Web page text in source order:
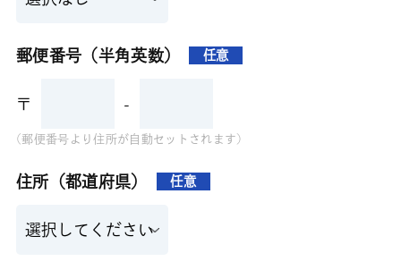
郵便番号（半角英数） 任意
〒 -
(郵便番号より住所が自動セットされます)
住所（都道府県） 任意